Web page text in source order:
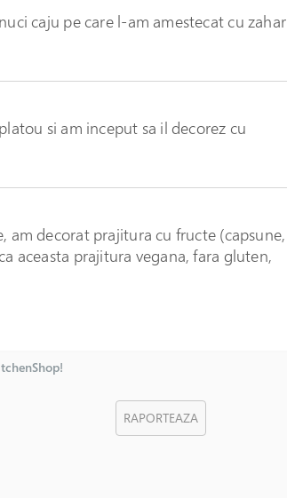
caju pe care l-am amestecat cu zahar
si am inceput sa il decorez cu
am decorat prajitura cu fructe (capsune,
aceasta prajitura vegana, fara gluten,
RAPORTEAZA